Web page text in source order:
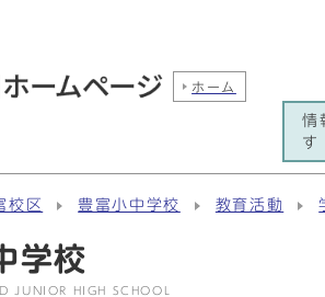
ホーム
情
す
校区 豊富小中学校 教育活動
学校
JUNIOR HIGH SCHOOL